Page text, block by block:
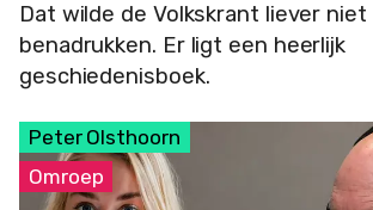
Dat wilde de Volkskrant liever niet
benadrukken. Er ligt een heerlijk
geschiedenisboek.
Peter Olsthoorn
Omroep